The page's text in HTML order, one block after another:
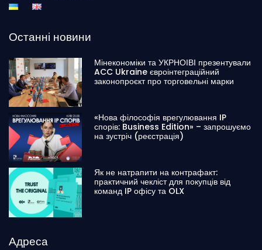
Останні новини
Мінекономіки та УКРНОІВІ презентували
ACC Ukraine євроінтеграційний
законопроєкт про торговельні марки
«Нова філософія врегулювання IP
спорів: Business Edition» – запрошуємо
на зустріч (реєстрація)
Як не натрапити на контрафакт:
практичний чекліст для покупців від
команд IP офісу та OLX
Адреса